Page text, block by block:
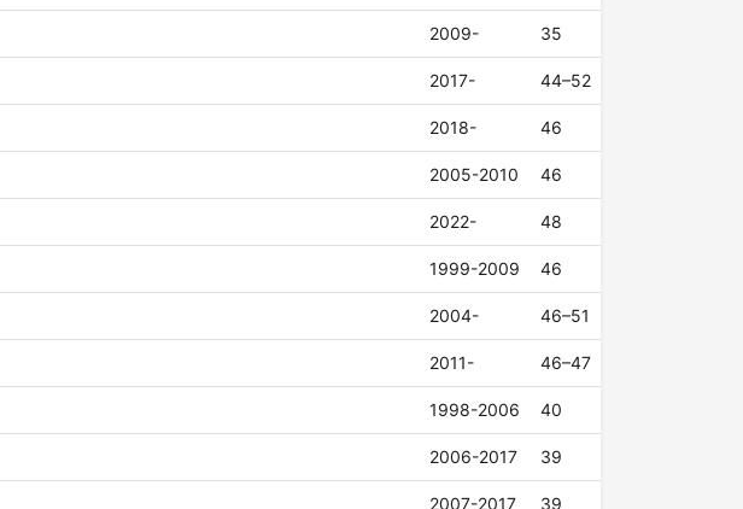
2009- 35
2017- 44–52
2018- 46
2005-2010 46
2022- 48
1999-2009 46
2004- 46–51
2011- 46–47
1998-2006 40
2006-2017 39
2007-2017 39